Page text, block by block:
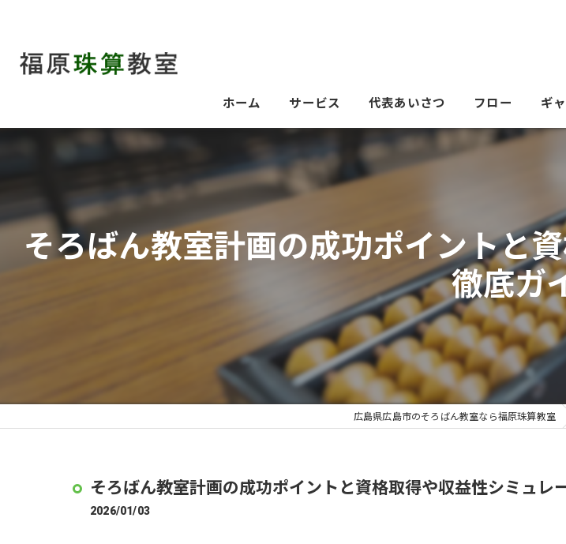
ホーム サービス 代表あいさつ フロー ギ
そろばん教室計画の成功ポイントと
徹底ガ
広島県広島市のそろばん教室なら福原珠算教室
そろばん教室計画の成功ポイントと資格取得や収益性シミュレ
2026/01/03